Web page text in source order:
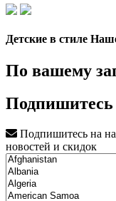
Детские в стиле
По вашему
Подпишитесь
Подпишитесь на
новостей и скидок